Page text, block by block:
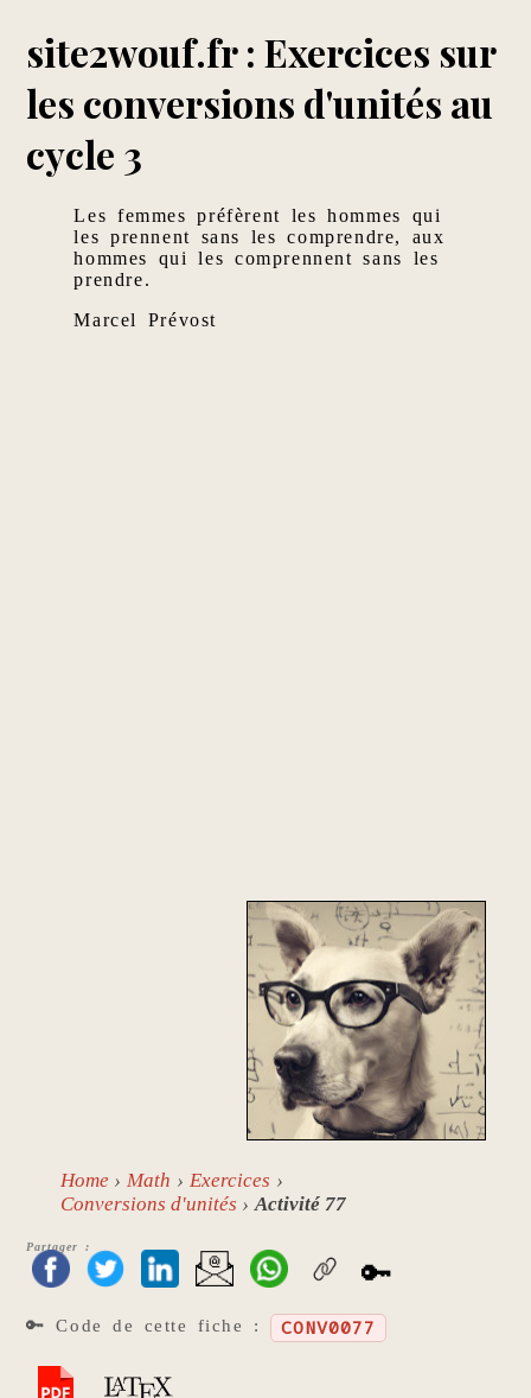
site2wouf.fr : Exercices sur
les conversions d'unités au
cycle 3
Les femmes préfèrent les hommes qui
les prennent sans les comprendre, aux
hommes qui les comprennent sans les
prendre.
Marcel Prévost
Home Math
Exercices
Conversions d'unités
Activité 77
Partager :
🔑
🔑 Code de cette fiche : CONV0077